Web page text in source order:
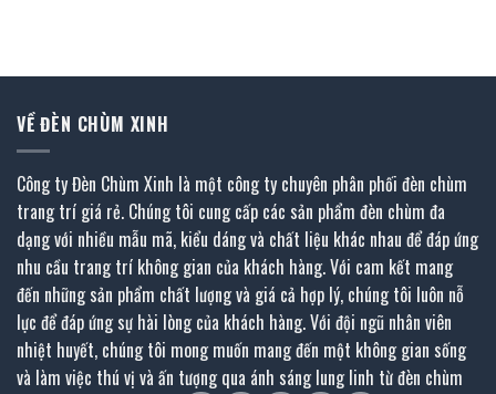
VỀ ĐÈN CHÙM XINH
Công ty Đèn Chùm Xinh là một công ty chuyên phân phối đèn chùm
trang trí giá rẻ. Chúng tôi cung cấp các sản phẩm đèn chùm đa
dạng với nhiều mẫu mã, kiểu dáng và chất liệu khác nhau để đáp ứng
nhu cầu trang trí không gian của khách hàng. Với cam kết mang
đến những sản phẩm chất lượng và giá cả hợp lý, chúng tôi luôn nỗ
lực để đáp ứng sự hài lòng của khách hàng. Với đội ngũ nhân viên
nhiệt huyết, chúng tôi mong muốn mang đến một không gian sống
và làm việc thú vị và ấn tượng qua ánh sáng lung linh từ đèn chùm